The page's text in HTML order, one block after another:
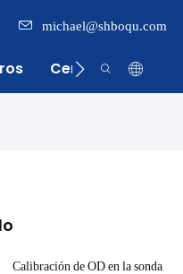
michael@shboqu.com
Centro De
Calibración de OD en la sonda